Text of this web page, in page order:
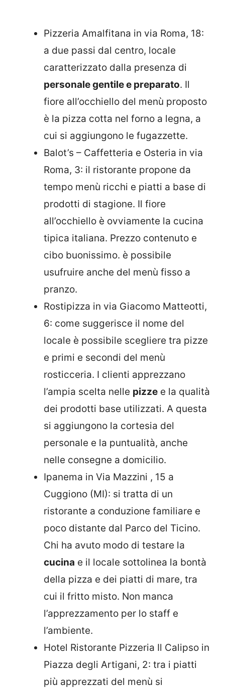
Pizzeria Amalfitana in via Roma, 18:
a due passi dal centro, locale
caratterizzato dalla presenza di
personale gentile e preparato. Il
fiore all’occhiello del menù proposto
è la pizza cotta nel forno a legna, a
cui si aggiungono le fugazzette.
Balot’s – Caffetteria e Osteria in via
Roma, 3: il ristorante propone da
tempo menù ricchi e piatti a base di
prodotti di stagione. Il fiore
all’occhiello è ovviamente la cucina
tipica italiana. Prezzo contenuto e
cibo buonissimo. è possibile
usufruire anche del menù fisso a
pranzo.
Rostipizza in via Giacomo Matteotti,
6: come suggerisce il nome del
locale è possibile scegliere tra pizze
e primi e secondi del menù
rosticceria. I clienti apprezzano
l’ampia scelta nelle pizze e la qualità
dei prodotti base utilizzati. A questa
si aggiungono la cortesia del
personale e la puntualità, anche
nelle consegne a domicilio.
Ipanema in Via Mazzini , 15 a
Cuggiono (MI): si tratta di un
ristorante a conduzione familiare e
poco distante dal Parco del Ticino.
Chi ha avuto modo di testare la
cucina e il locale sottolinea la bontà
della pizza e dei piatti di mare, tra
cui il fritto misto. Non manca
l’apprezzamento per lo staff e
l’ambiente.
Hotel Ristorante Pizzeria Il Calipso in
Piazza degli Artigani, 2: tra i piatti
più apprezzati del menù si